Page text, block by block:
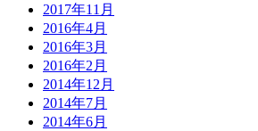
2017年11月
2016年4月
2016年3月
2016年2月
2014年12月
2014年7月
2014年6月